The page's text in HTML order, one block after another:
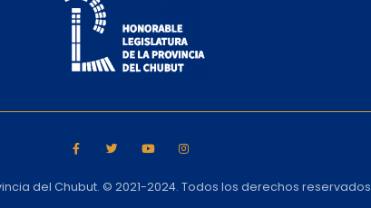
del Chubut. © 2021-2024. Todos los derechos